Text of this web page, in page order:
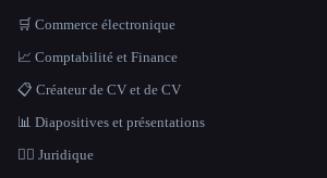
🛒 Commerce électronique
📈 Comptabilité et Finance
📋 Créateur de CV et de CV
📊 Diapositives et présentations
👩‍⚖️ Juridique